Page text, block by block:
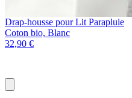
Drap-housse pour Lit Parapluie
Coton bio, Blanc
32,90 €
au